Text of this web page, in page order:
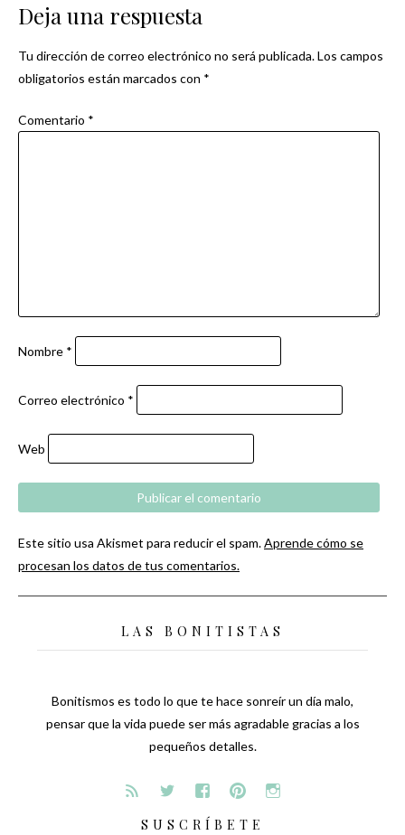
Deja una respuesta
Tu dirección de correo electrónico no será publicada.Los campos
obligatorios están marcados con *
Comentario *
Nombre *
Correo electrónico *
Web
Este sitio usa Akismet para reducir el spam.Aprende cómo se
procesan los datos de tus comentarios.
LAS BONITISTAS
Bonitismos es todo lo que te hace sonreír un día malo,
pensar que la vida puede ser más agradable gracias a los
pequeños detalles.
SUSCRÍBETE